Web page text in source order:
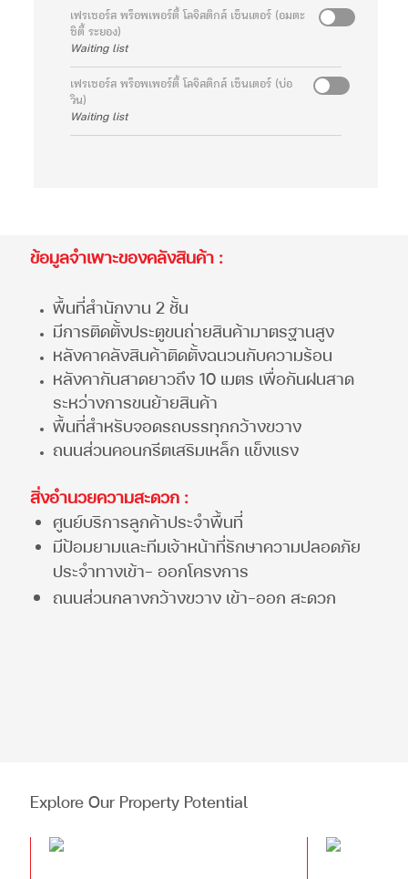
เฟรเซอร์ส พร็อพเพอร์ตี้ โลจิสติกส์ เซ็นเตอร์ (อมตะ
ซิตี้ ระยอง)
Waiting list
เฟรเซอร์ส พร็อพเพอร์ตี้ โลจิสติกส์ เซ็นเตอร์ (บ่อ
วิน)
Waiting list
ข้อมูลจำเพาะของคลังสินค้า :
พื้นที่สำนักงาน 2 ชั้น
มีการติดตั้งประตูขนถ่ายสินค้ามาตรฐานสูง
หลังคาคลังสินค้าติดตั้งฉนวนกับความร้อน
หลังคากันสาดยาวถึง 10 เมตร เพื่อกันฝนสาด
ระหว่างการขนย้ายสินค้า
พื้นที่สำหรับจอดรถบรรทุกกว้างขวาง
ถนนส่วนคอนกรีตเสริมเหล็ก แข็งแรง
สิ่งอำนวยความสะดวก :
ศูนย์บริการลูกค้าประจำพื้นที่
มีป้อมยามและทีมเจ้าหน้าที่รักษาความปลอดภัย
ประจำทางเข้า- ออกโครงการ
ถนนส่วนกลางกว้างขวาง เข้า-ออก สะดวก
Explore Our Property Potential